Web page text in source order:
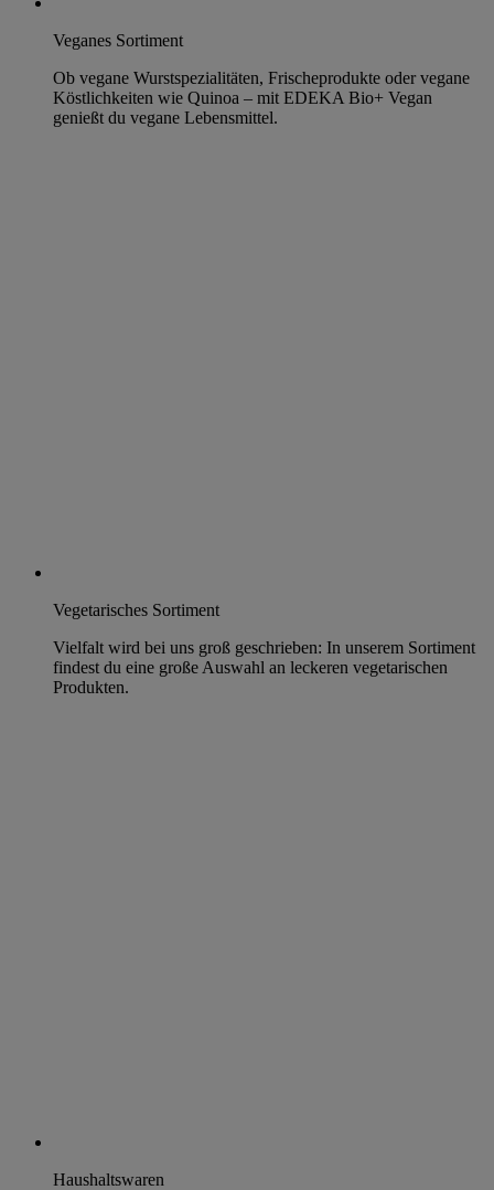
Veganes Sortiment
Ob vegane Wurstspezialitäten, Frischeprodukte oder vegane
Köstlichkeiten wie Quinoa – mit EDEKA Bio+ Vegan
genießt du vegane Lebensmittel.
Vegetarisches Sortiment
Vielfalt wird bei uns groß geschrieben: In unserem Sortiment
findest du eine große Auswahl an leckeren vegetarischen
Produkten.
Haushaltswaren